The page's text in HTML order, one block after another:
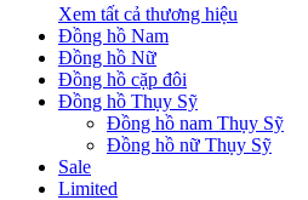
Xem tất cả thương hiệu
Đồng hồ Nam
Đồng hồ Nữ
Đồng hồ cặp đôi
Đồng hồ Thụy Sỹ
Đồng hồ nam Thụy Sỹ
Đồng hồ nữ Thụy Sỹ
Sale
Limited